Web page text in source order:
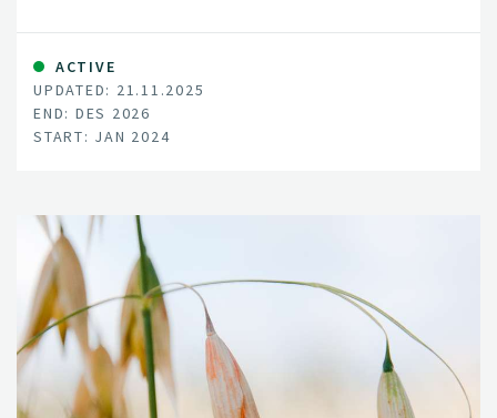
om sammenhengen mellom jordhelse og plantehelse.
ACTIVE
UPDATED: 21.11.2025
END: DES 2026
START: JAN 2024